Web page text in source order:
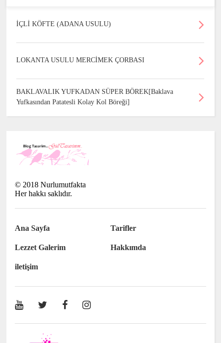
İÇLİ KÖFTE (ADANA USULU)
LOKANTA USULU MERCİMEK ÇORBASI
BAKLAVALIK YUFKADAN SÜPER BÖREK[Baklava
Yufkasından Patatesli Kolay Kol Böreği]
© 2018 Nurlumutfakta
Her hakkı saklıdır.
Ana Sayfa Tarifler
Lezzet Galerim Hakkımda
iletişim